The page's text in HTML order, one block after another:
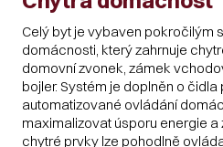
Celý byt je vybaven pokročilým
domácnosti, který zahrnuje
domovní zvonek, zámek
bojler. Systém je doplněn o
automatizované ovládání
maximalizovat úsporu energie a
chytré prvky lze pohodlně